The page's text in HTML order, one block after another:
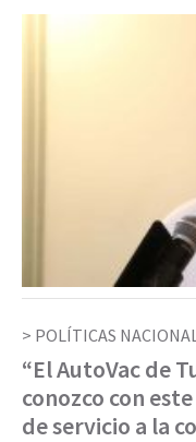
POLÍTICAS
“El AutoVac de
conozco con
de servicio a la